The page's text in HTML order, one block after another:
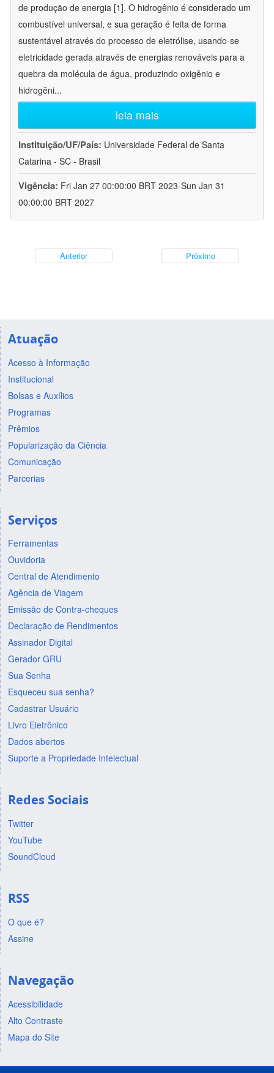
de produção de energia [1]. O hidrogênio é considerado um
combustível universal, e sua geração é feita de forma
sustentável através do processo de eletrólise, usando-se
eletricidade gerada através de energias renováveis para a
quebra da molécula de água, produzindo oxigênio e
hidrogêni...
leia mais
Instituição/UF/País: Universidade Federal de Santa
Catarina - SC - Brasil
Vigência: Fri Jan 27 00:00:00 BRT 2023-Sun Jan 31
00:00:00 BRT 2027
Anterior Próximo
Atuação
Acesso à Informação
Institucional
Bolsas e Auxílios
Programas
Prêmios
Popularização da Ciência
Comunicação
Parcerias
Serviços
Ferramentas
Ouvidoria
Central de Atendimento
Agência de Viagem
Emissão de Contra-cheques
Declaração de Rendimentos
Assinador Digital
Gerador GRU
Sua Senha
Esqueceu sua senha?
Cadastrar Usuário
Livro Eletrônico
Dados abertos
Suporte a Propriedade Intelectual
Redes Sociais
Twitter
YouTube
SoundCloud
RSS
O que é?
Assine
Navegação
Acessibilidade
Alto Contraste
Mapa do Site